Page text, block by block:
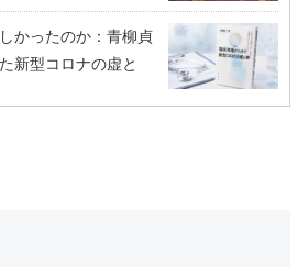
かったのか：青柳貞
新型コロナの虚と